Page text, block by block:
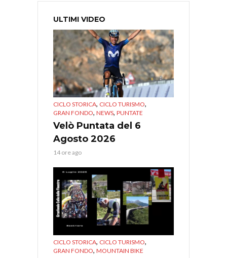
ULTIMI VIDEO
CICLO STORICA, CICLO TURISMO,
GRAN FONDO, NEWS, PUNTATE
Velò Puntata del 6
Agosto 2026
14 ore ago
CICLO STORICA, CICLO TURISMO,
GRAN FONDO, MOUNTAIN BIKE